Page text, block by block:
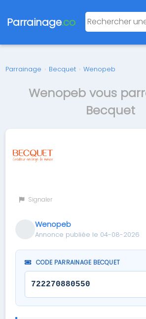
Parrainage.co
Parrainage › Becquet › Wenopeb
Wenopeb vous
Becquet
Signaler
Wenopeb
Annonce publiée le 04-08-2026
CODE PARRAINAGE BECQUET
722270880550